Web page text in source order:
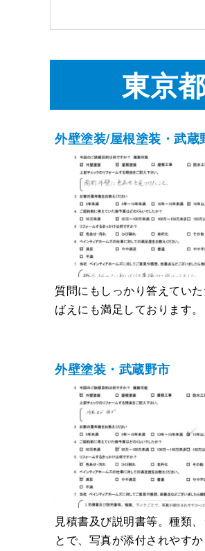
東京
外壁塗装/屋根塗装・武蔵
質問にもしっかり答えてい
ばえにも満足しております。
外壁塗装・武蔵野市
見積書及び説明書等。種類
とで、写真が添付されやす